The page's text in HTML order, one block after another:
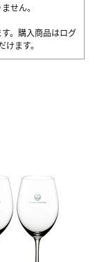
せん。
。購入商品はログ
ます。